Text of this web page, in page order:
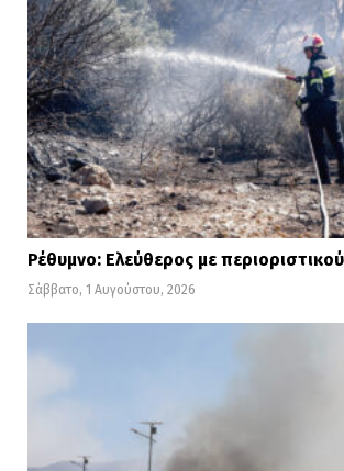
Ρέθυμνο: Ελεύθερος με
Σάββατο, 1 Αυγούστου, 2026